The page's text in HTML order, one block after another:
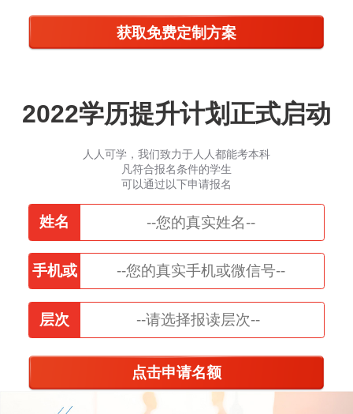
2022学历提升计划正式启动
人人可学，我们致力于人人都能考本科
凡符合报名条件的学生
可以通过以下申请报名
姓名
手机或
微信
层次